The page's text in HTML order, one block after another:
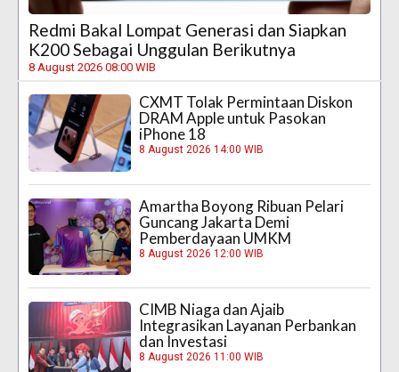
Redmi Bakal Lompat Generasi dan Siapkan
K200 Sebagai Unggulan Berikutnya
8 August 2026 08:00 WIB
CXMT Tolak Permintaan Diskon
DRAM Apple untuk Pasokan
iPhone 18
8 August 2026 14:00 WIB
Amartha Boyong Ribuan Pelari
Guncang Jakarta Demi
Pemberdayaan UMKM
8 August 2026 12:00 WIB
CIMB Niaga dan Ajaib
Integrasikan Layanan Perbankan
dan Investasi
8 August 2026 11:00 WIB